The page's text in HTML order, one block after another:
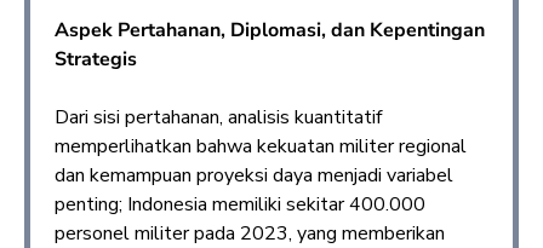
Aspek Pertahanan, Diplomasi, dan Kepentingan
Strategis
Dari sisi pertahanan, analisis kuantitatif
memperlihatkan bahwa kekuatan militer regional
dan kemampuan proyeksi daya menjadi variabel
penting; Indonesia memiliki sekitar 400.000
personel militer pada 2023, yang memberikan